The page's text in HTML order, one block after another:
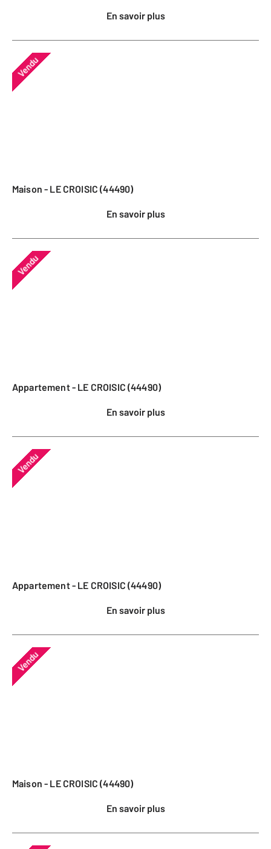
En savoir plus
Vendu
Maison - LE CROISIC (44490)
En savoir plus
Vendu
Appartement - LE CROISIC (44490)
En savoir plus
Vendu
Appartement - LE CROISIC (44490)
En savoir plus
Vendu
Maison - LE CROISIC (44490)
En savoir plus